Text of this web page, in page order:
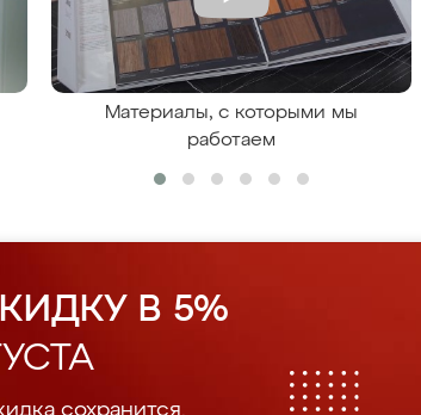
Материалы, с которыми мы
работаем
В 5%
сохранится.